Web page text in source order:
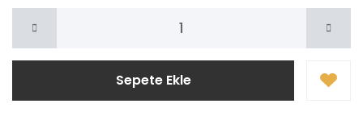
Sepete Ekle